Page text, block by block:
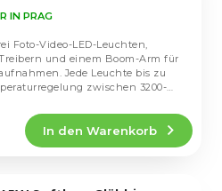
IN PRAG
In den Warenkorb
Foto-Video-LED-Leuchten,
und einem Boom-Arm für
Jede Leuchte bis zu
zwischen 3200-